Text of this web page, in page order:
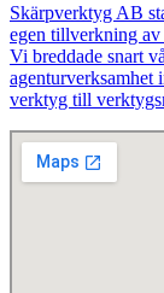
Skärpverktyg AB
egen tillverkning
Vi breddade snart
agenturverksamhet
verktyg till